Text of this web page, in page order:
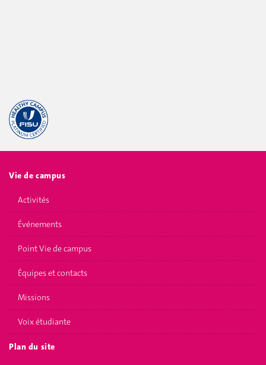
Vie de campus
Activités
Événements
Point Vie de campus
Équipes et contacts
Missions
Voix étudiante
Plan du site